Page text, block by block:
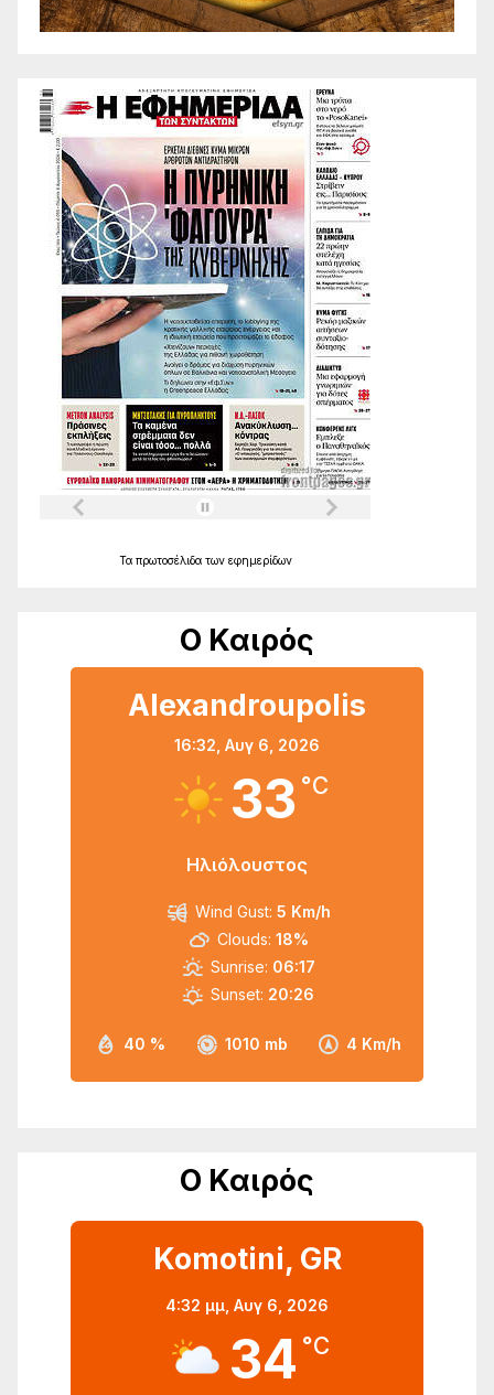
Τα πρωτοσέλιδα των εφημερίδων
Ο Καιρός
Alexandroupolis
16:32, Αυγ 6, 2026
33 °C
Ηλιόλουστος
40 % 1010 mb 4 Km/h
Wind Gust: 5 Km/h
Clouds: 18%
Sunrise: 06:17
Sunset: 20:26
Ο Καιρός
Komotini, GR
4:32 μμ, Αυγ 6, 2026
34 °C